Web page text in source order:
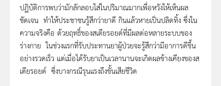
ปฏิบัติการพบว่ามักลักลอบใส่ในปริมาณมากเพื่อหวังให้เห็นผล
ชัดเจน ทำให้ประชาชนรู้สึกว่ายาดี กินแล้วหายเป็นปลิดทิ้ง ซึ่งใน
ความจริงคือ ด้วยฤทธิ์ของสเตียรอยด์ที่มีผลต่อหลายระบบของ
ร่างกาย ในช่วงแรกที่รับประทานยาผู้ป่วยจะรู้สึกว่ามีอาการดีขึ้น
อย่างรวดเร็ว แต่เมื่อได้รับยาเป็นเวลานานจะเกิดผลข้างเคียงของส
เตียรอยด์ ซึ่งบางกรณีรุนแรงถึงขั้นเสียชีวิต